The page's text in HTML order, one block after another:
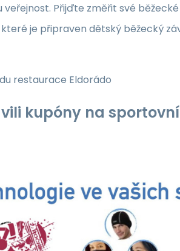
Přijďte změřit své
je připraven dětský běžecký
restaurace Eldorádo
kupóny na sportovní